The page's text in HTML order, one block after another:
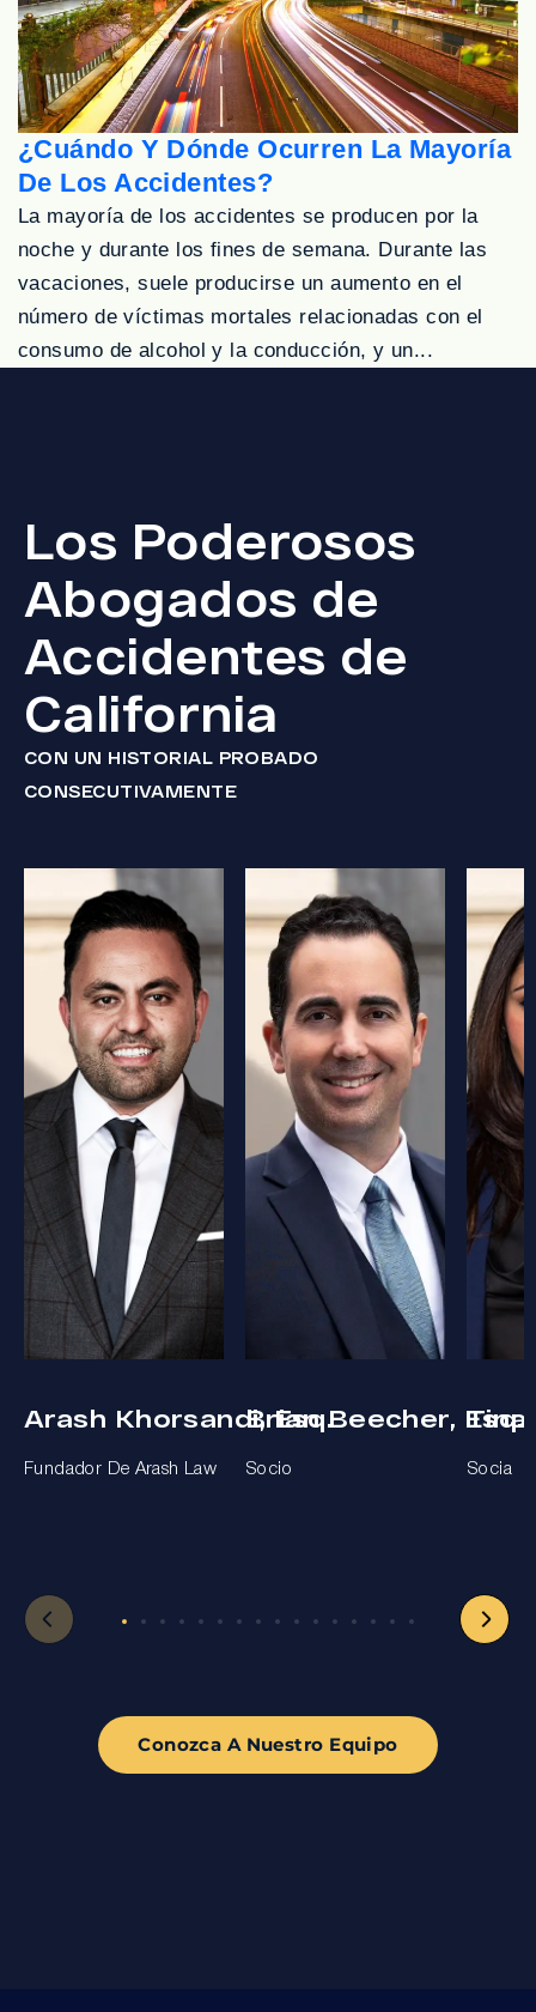
¿Cuándo Y Dónde Ocurren La Mayoría
De Los Accidentes?
La mayoría de los accidentes se producen por la
noche y durante los fines de semana. Durante las
vacaciones, suele producirse un aumento en el
número de víctimas mortales relacionadas con el
consumo de alcohol y la conducción, y un...
Los Poderosos
Abogados de
Accidentes de
California
CON UN HISTORIAL PROBADO
CONSECUTIVAMENTE
Arash Khorsandi, Esq.
Fundador De Arash Law
Brian Beecher, Esq.
Socio
Tina
Socia
Conozca A Nuestro Equipo